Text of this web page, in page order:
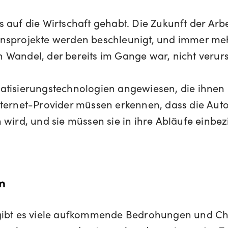
auf die Wirtschaft gehabt. Die Zukunft der
werden beschleunigt, und immer
Wandel, der bereits im Gange war, nicht
angewiesen, die
Provider müssen erkennen, dass die
und sie müssen sie in ihre Abläufe
es viele aufkommende Bedrohungen und